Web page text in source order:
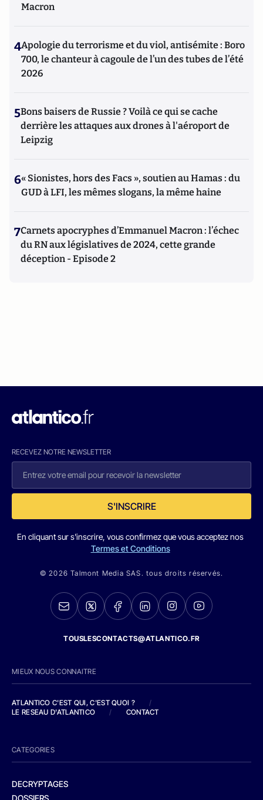
Macron
4Apologie du terrorisme et du viol, antisémite : Boro
700, le chanteur à cagoule de l’un des tubes de l’été
2026
5Bons baisers de Russie ? Voilà ce qui se cache
derrière les attaques aux drones à l'aéroport de
Leipzig
6« Sionistes, hors des Facs », soutien au Hamas : du
GUD à LFI, les mêmes slogans, la même haine
7Carnets apocryphes d’Emmanuel Macron : l’échec
du RN aux législatives de 2024, cette grande
déception - Episode 2
RECEVEZ NOTRE NEWSLETTER
S'INSCRIRE
En cliquant sur s'inscrire, vous confirmez que vous acceptez nos
Termes et Conditions
© 2026 Talmont Media SAS. tous droits réservés.
TOUSLESCONTACTS@ATLANTICO.FR
MIEUX NOUS CONNAITRE
ATLANTICO C'EST QUI, C'EST QUOI ?
/
LE RESEAU D'ATLANTICO
/ CONTACT
CATEGORIES
DECRYPTAGES
DOSSIERS